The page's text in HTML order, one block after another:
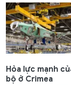
Hỏa lực mạnh
bộ ở Crimea